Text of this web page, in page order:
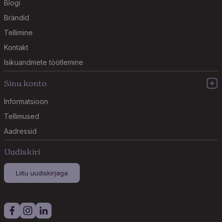
Blogi
Brändid
Tellimine
Kontakt
Isikuandmete töötlemine
Sinu konto
Informatsioon
Tellimused
Aadressid
Uudiskiri
Liitu uudiskirjaga